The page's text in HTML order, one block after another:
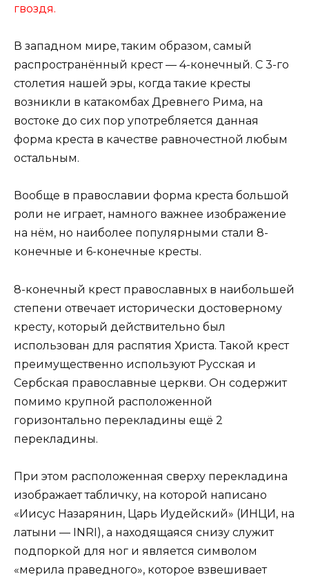
гвоздя.
В западном мире, таким образом, самый
распространённый крест — 4-конечный. С 3-го
столетия нашей эры, когда такие кресты
возникли в катакомбах Древнего Рима, на
востоке до сих пор употребляется данная
форма креста в качестве равночестной любым
остальным.
Вообще в православии форма креста большой
роли не играет, намного важнее изображение
на нём, но наиболее популярными стали 8-
конечные и 6-конечные кресты.
8-конечный крест православных в наибольшей
степени отвечает исторически достоверному
кресту, который действительно был
использован для распятия Христа. Такой крест
преимущественно используют Русская и
Сербская православные церкви. Он содержит
помимо крупной расположенной
горизонтально перекладины ещё 2
перекладины.
При этом расположенная сверху перекладина
изображает табличку, на которой написано
«Иисус Назарянин, Царь Иудейский» (ИНЦИ, на
латыни — INRI), а находящаяся снизу служит
подпоркой для ног и является символом
«мерила праведного», которое взвешивает